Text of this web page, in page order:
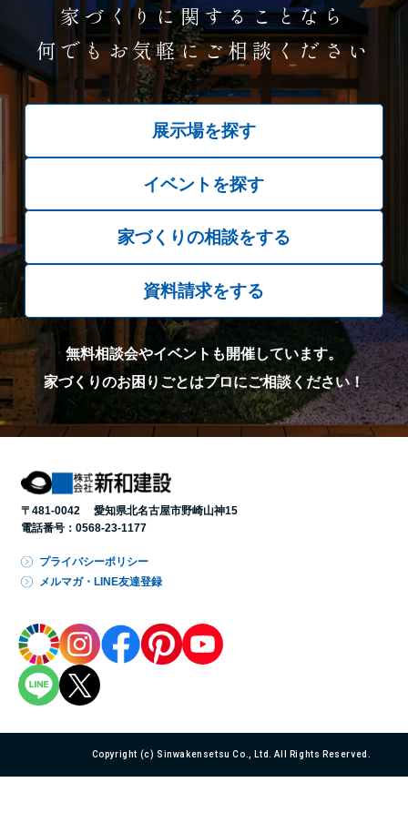
家づくりに関することなら
何でもお気軽にご相談ください
展示場を探す
イベントを探す
家づくりの相談をする
資料請求をする
無料相談会やイベントも開催しています。
家づくりのお困りごとはプロにご相談ください！
〒481-0042 愛知県北名古屋市野崎山神15
電話番号： 0568-23-1177
プライバシーポリシー
メルマガ・LINE友達登録
Copyright (c) Sinwakensetsu Co., Ltd. All Rights Reserved.